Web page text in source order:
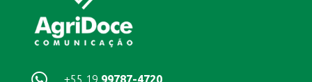
+55 19 99787-4720